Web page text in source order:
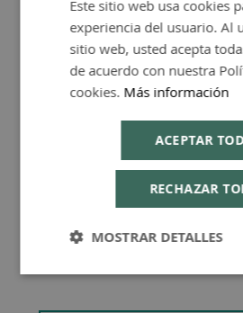
Consejos de Compra
Este sitio web usa cookies
experiencia del usuario. Al
sitio web, usted acepta
de acuerdo con nuestra
cookies. Más información
ACEPTAR
RECHAZAR
MOSTRAR DETALLES